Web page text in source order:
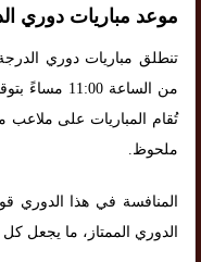
موعد مباريات دوري
تنطلق مباريات دوري الدرجة
من الساعة
تُقام المباريات على
ملحوظ.
المنافسة في هذا الدوري
الدوري الممتاز، ما يجعل